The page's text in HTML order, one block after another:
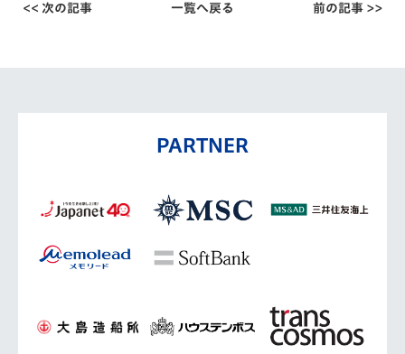
<< 次の記事 一覧へ戻る 前の記事 >>
PARTNER